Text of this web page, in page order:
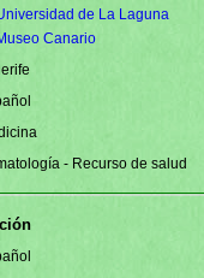
de La Laguna
Canario
- Recurso de salud